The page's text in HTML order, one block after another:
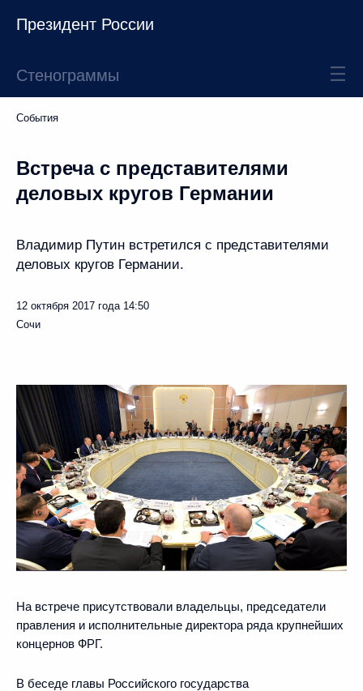
Президент России
Стенограммы
События
Встреча с представителями
деловых кругов Германии
Владимир Путин встретился с представителями
деловых кругов Германии.
12 октября 2017 года 14:50
Сочи
На встрече присутствовали владельцы, председатели
правления и исполнительные директора ряда крупнейших
концернов ФРГ.
В беседе главы Российского государства